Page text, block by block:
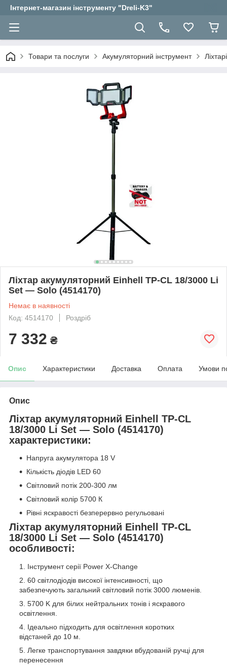
Інтернет-магазин інструменту "Dreli-K3"
Товари та послуги Акумуляторний інструмент
Ліхтар акумуляторний Einhell TP-CL 18/3000 Li
Set — Solo (4514170)
Немає в наявності
Код: 4514170
Роздріб
7 332 ₴
Опис Характеристики Доставка Оплата Умови
Опис
Ліхтар акумуляторний Einhell TP-CL
18/3000 Li Set — Solo (4514170)
характеристики:
Напруга акумулятора 18 V
Кількість діодів LED 60
Світловий потік 200-300 лм
Світловий колір 5700 К
Рівні яскравості безперервно регульовані
Ліхтар акумуляторний Einhell TP-CL
18/3000 Li Set — Solo (4514170)
особливості:
Інструмент серії Power X-Change
60 світлодіодів високої інтенсивності, що
забезпечують загальний світловий потік 3000 люменів.
5700 K для білих нейтральних тонів і яскравого
освітлення.
Ідеально підходить для освітлення коротких
відстаней до 10 м.
Легке транспортування завдяки вбудованій ручці для
перенесення